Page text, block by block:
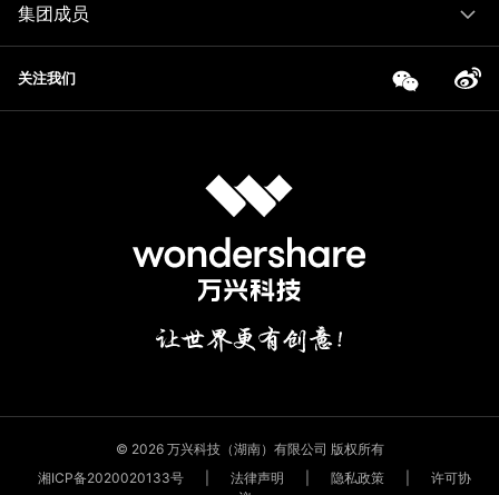
集团成员
关注我们
© 2026 万兴科技（湖南）有限公司 版权所有
湘ICP备2020020133号
法律声明 隐私政策
许可协